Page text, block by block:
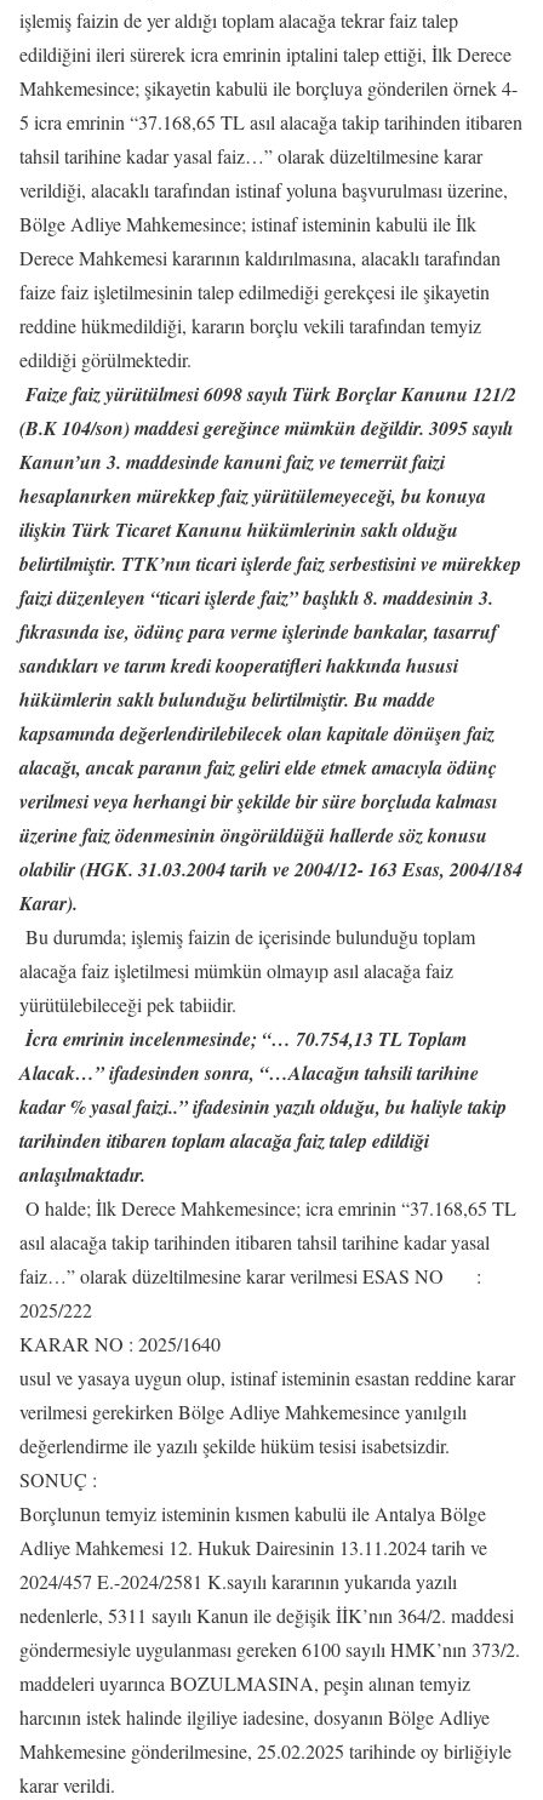
işlemiş faizin de yer aldığı toplam alacağa tekrar faiz talep
edildiğini ileri sürerek icra emrinin iptalini talep ettiği, İlk Derece
Mahkemesince; şikayetin kabulü ile borçluya gönderilen örnek 4-
5 icra emrinin “37.168,65 TL asıl alacağa takip tarihinden itibaren
tahsil tarihine kadar yasal faiz…” olarak düzeltilmesine karar
verildiği, alacaklı tarafından istinaf yoluna başvurulması üzerine,
Bölge Adliye Mahkemesince; istinaf isteminin kabulü ile İlk
Derece Mahkemesi kararının kaldırılmasına, alacaklı tarafından
faize faiz işletilmesinin talep edilmediği gerekçesi ile şikayetin
reddine hükmedildiği, kararın borçlu vekili tarafından temyiz
edildiği görülmektedir.
Faize faiz yürütülmesi 6098 sayılı Türk Borçlar Kanunu 121/2
(B.K 104/son) maddesi gereğince mümkün değildir. 3095 sayılı
Kanun’un 3. maddesinde kanuni faiz ve temerrüt faizi
hesaplanırken mürekkep faiz yürütülemeyeceği, bu konuya
ilişkin Türk Ticaret Kanunu hükümlerinin saklı olduğu
belirtilmiştir. TTK’nın ticari işlerde faiz serbestisini ve mürekkep
faizi düzenleyen “ticari işlerde faiz” başlıklı 8. maddesinin 3.
fıkrasında ise, ödünç para verme işlerinde bankalar, tasarruf
sandıkları ve tarım kredi kooperatifleri hakkında hususi
hükümlerin saklı bulunduğu belirtilmiştir. Bu madde
kapsamında değerlendirilebilecek olan kapitale dönüşen faiz
alacağı, ancak paranın faiz geliri elde etmek amacıyla ödünç
verilmesi veya herhangi bir şekilde bir süre borçluda kalması
üzerine faiz ödenmesinin öngörüldüğü hallerde söz konusu
olabilir (HGK. 31.03.2004 tarih ve 2004/12- 163 Esas, 2004/184
Karar).
Bu durumda; işlemiş faizin de içerisinde bulunduğu toplam
alacağa faiz işletilmesi mümkün olmayıp asıl alacağa faiz
yürütülebileceği pek tabiidir.
İcra emrinin incelenmesinde; “… 70.754,13 TL Toplam
Alacak…” ifadesinden sonra, “…Alacağın tahsili tarihine
kadar % yasal faizi..” ifadesinin yazılı olduğu, bu haliyle takip
tarihinden itibaren toplam alacağa faiz talep edildiği
anlaşılmaktadır.
O halde; İlk Derece Mahkemesince; icra emrinin “37.168,65 TL
asıl alacağa takip tarihinden itibaren tahsil tarihine kadar yasal
faiz…” olarak düzeltilmesine karar verilmesi ESAS NO :
2025/222
KARAR NO : 2025/1640
usul ve yasaya uygun olup, istinaf isteminin esastan reddine karar
verilmesi gerekirken Bölge Adliye Mahkemesince yanılgılı
değerlendirme ile yazılı şekilde hüküm tesisi isabetsizdir.
SONUÇ :
Borçlunun temyiz isteminin kısmen kabulü ile Antalya Bölge
Adliye Mahkemesi 12. Hukuk Dairesinin 13.11.2024 tarih ve
2024/457 E.-2024/2581 K.sayılı kararının yukarıda yazılı
nedenlerle, 5311 sayılı Kanun ile değişik İİK’nın 364/2. maddesi
göndermesiyle uygulanması gereken 6100 sayılı HMK’nın 373/2.
maddeleri uyarınca BOZULMASINA, peşin alınan temyiz
harcının istek halinde ilgiliye iadesine, dosyanın Bölge Adliye
Mahkemesine gönderilmesine, 25.02.2025 tarihinde oy birliğiyle
karar verildi.